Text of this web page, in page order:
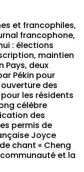
et francophiles,
francophone,
: élections
maintien
Pays, deux
Pékin pour
des
les résidents
célèbre
des
permis de
Joyce
chant « Cheng
et la